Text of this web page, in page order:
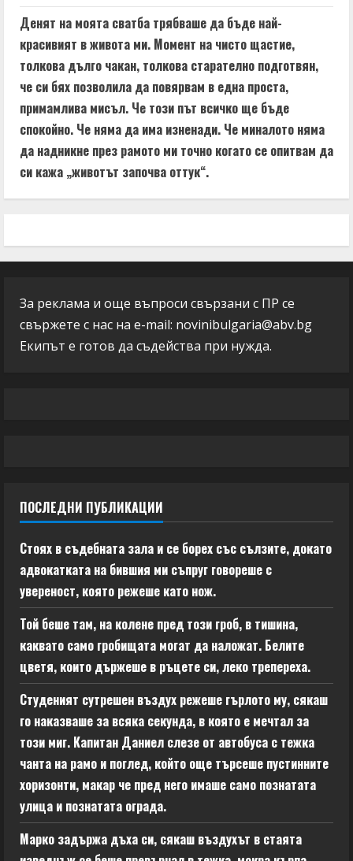
Денят на моята сватба трябваше да бъде най-
красивият в живота ми. Момент на чисто щастие,
толкова дълго чакан, толкова старателно подготвян,
че си бях позволила да повярвам в една проста,
примамлива мисъл. Че този път всичко ще бъде
спокойно. Че няма да има изненади. Че миналото няма
да надникне през рамото ми точно когато се опитвам да
си кажа „животът започва оттук“.
За реклама и още въпроси свързани с ПР се
свържете с нас на e-mail: novinibulgaria@abv.bg
Екипът е готов да съдейства при нужда.
ПОСЛЕДНИ ПУБЛИКАЦИИ
Стоях в съдебната зала и се борех със сълзите, докато
адвокатката на бившия ми съпруг говореше с
увереност, която режеше като нож.
Той беше там, на колене пред този гроб, в тишина,
каквато само гробищата могат да наложат. Белите
цветя, които държеше в ръцете си, леко трепереха.
Студеният сутрешен въздух режеше гърлото му, сякаш
го наказваше за всяка секунда, в която е мечтал за
този миг. Капитан Даниел слезе от автобуса с тежка
чанта на рамо и поглед, който още търсеше пустинните
хоризонти, макар че пред него имаше само познатата
улица и познатата ограда.
Марко задържа дъха си, сякаш въздухът в стаята